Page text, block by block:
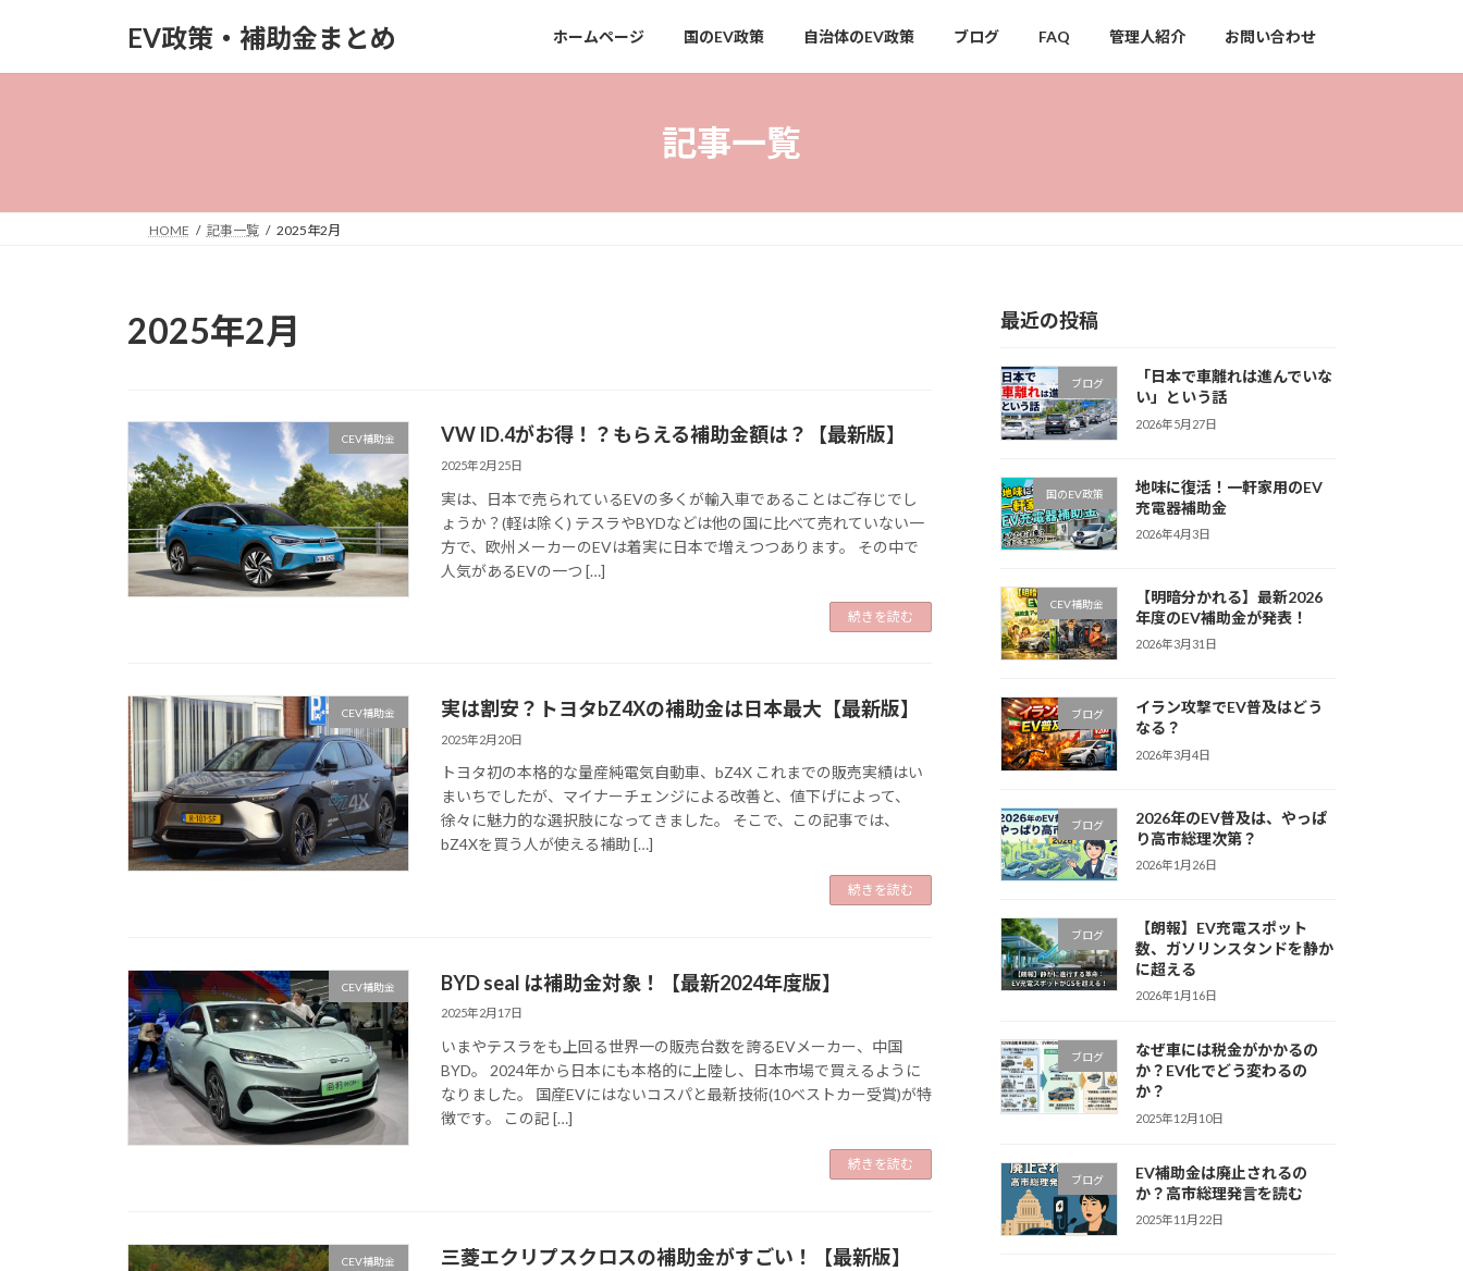
EV政策・補助金まとめ ホームページ 国のEV政策 自治体のEV政策 ブログ FAQ 管理人紹介 お問い合わせ
記事一覧
HOME 記事一覧 2025年2月
2025年2月
CEV補助金 VW ID.4がお得！？もらえる補助金額は？【最新版】
2025年2月25日
実は、日本で売られているEVの多くが輸入車であることはご存じでし
ょうか？(軽は除く) テスラやBYDなどは他の国に比べて売れていない一
方で、欧州メーカーのEVは着実に日本で増えつつあります。 その中で
人気があるEVの一つ […]
続きを読む
CEV補助金 実は割安？トヨタbZ4Xの補助金は日本最大【最新版】
2025年2月20日
トヨタ初の本格的な量産純電気自動車、bZ4X これまでの販売実績はい
まいちでしたが、マイナーチェンジによる改善と、値下げによって、
徐々に魅力的な選択肢になってきました。 そこで、この記事では、
bZ4Xを買う人が使える補助 […]
続きを読む
CEV補助金 BYD seal は補助金対象！【最新2024年度版】
2025年2月17日
いまやテスラをも上回る世界一の販売台数を誇るEVメーカー、中国
BYD。 2024年から日本にも本格的に上陸し、日本市場で買えるように
なりました。 国産EVにはないコスパと最新技術(10ベストカー受賞)が特
徴です。 この記 […]
続きを読む
CEV補助金 三菱エクリプスクロスの補助金がすごい！【最新版】
最近の投稿
ブログ
「日本で車離れは進んでいな
い」という話
2026年5月27日
国のEV政策
地味に復活！一軒家用のEV
充電器補助金
2026年4月3日
CEV補助金
【明暗分かれる】最新2026
年度のEV補助金が発表！
2026年3月31日
ブログ
イラン攻撃でEV普及はどう
なる？
2026年3月4日
ブログ
2026年のEV普及は、やっぱ
り高市総理次第？
2026年1月26日
ブログ
【朗報】EV充電スポット
数、ガソリンスタンドを静か
に超える
2026年1月16日
ブログ
なぜ車には税金がかかるの
か？EV化でどう変わるの
か？
2025年12月10日
ブログ
EV補助金は廃止されるの
か？高市総理発言を読む
2025年11月22日